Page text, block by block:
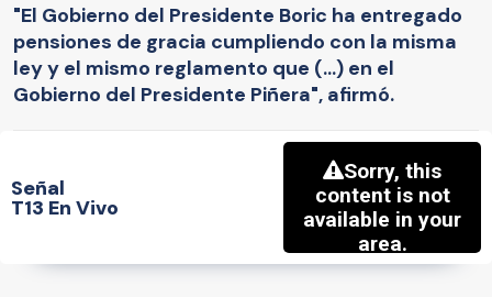
"El Gobierno del Presidente Boric ha entregado
pensiones de gracia cumpliendo con la misma
ley y el mismo reglamento que (...) en el
Gobierno del Presidente Piñera", afirmó.
Señal
T13 En Vivo